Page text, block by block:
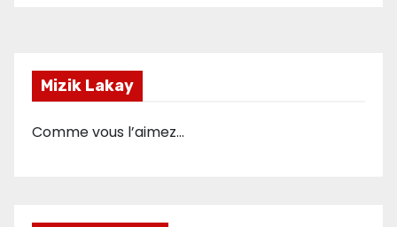
Mizik Lakay
Comme vous l’aimez…